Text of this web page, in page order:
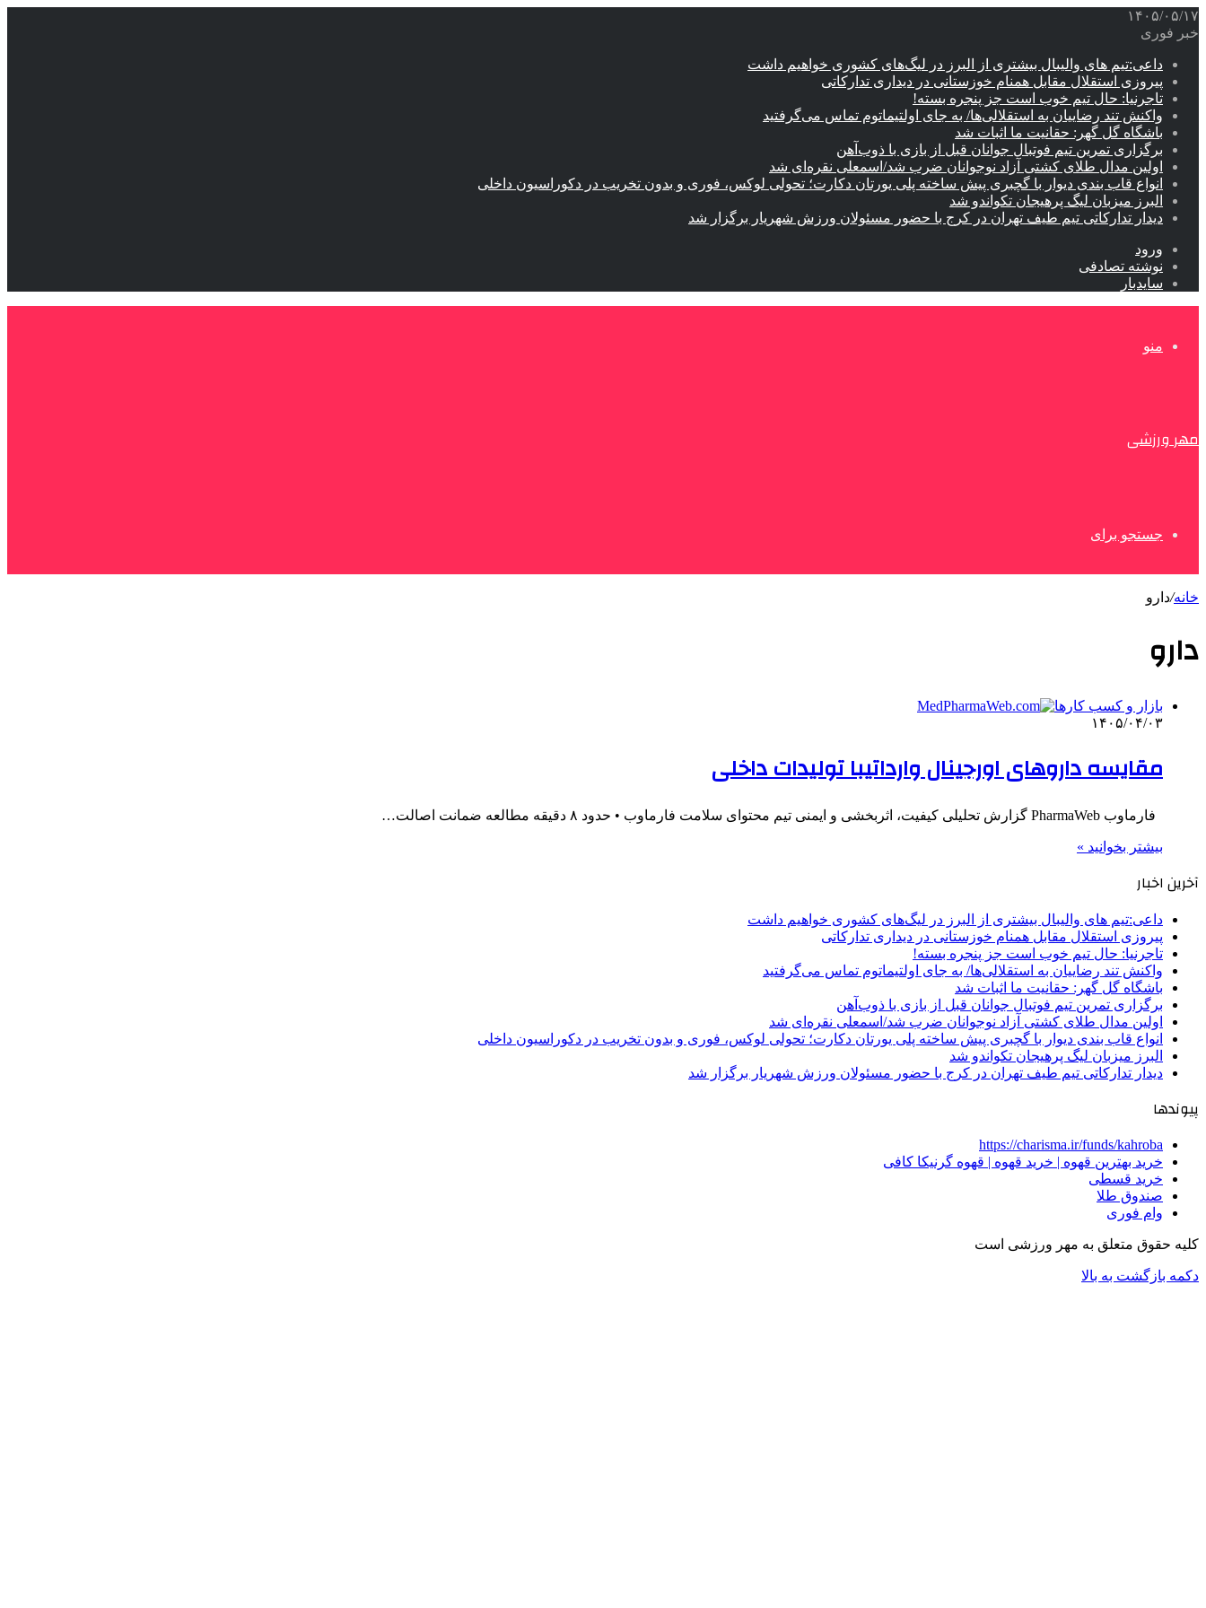
۱۴۰۵/۰۵/۱۷
خبر فوری
داعی:تیم های والیبال بیشتری از البرز در لیگ‌های کشوری خواهیم داشت
پیروزی استقلال مقابل همنام خوزستانی در دیداری تدارکاتی
تاجرنیا: حال تیم خوب است جز پنجره بسته!
واکنش تند رضاییان به استقلالی‌ها/ به جای اولتیماتوم تماس می‌گرفتید
باشگاه گل گهر: حقانیت ما اثبات شد
برگزاری تمرین تیم فوتبال جوانان قبل از بازی با ذوب‌آهن
اولین مدال طلای کشتی آزاد نوجوانان ضرب شد/اسمعلی نقره‌ای شد
انواع قاب بندی دیوار با گچبری پیش ساخته پلی یورتان دکارت؛ تحولی لوکس، فوری و بدون تخریب در دکوراسیون داخلی
البرز میزبان لیگ پرهیجان تکواندو شد
دیدار تدارکاتی تیم طیف تهران در کرج با حضور مسئولان ورزش شهریار برگزار شد
ورود
نوشته تصادفی
سایدبار
منو
مهر ورزشی
جستجو برای
خانه/دارو
دارو
بازار و کسب کارها
۱۴۰۵/۰۴/۰۳
مقایسه داروهای اورجینال وارداتیبا تولیدات داخلی
فارماوب PharmaWeb گزارش تحلیلی کیفیت، اثربخشی و ایمنی تیم محتوای سلامت فارماوب • حدود ۸ دقیقه مطالعه ضمانت اصالت…
بیشتر بخوانید »
آخرین اخبار
داعی:تیم های والیبال بیشتری از البرز در لیگ‌های کشوری خواهیم داشت
پیروزی استقلال مقابل همنام خوزستانی در دیداری تدارکاتی
تاجرنیا: حال تیم خوب است جز پنجره بسته!
واکنش تند رضاییان به استقلالی‌ها/ به جای اولتیماتوم تماس می‌گرفتید
باشگاه گل گهر: حقانیت ما اثبات شد
برگزاری تمرین تیم فوتبال جوانان قبل از بازی با ذوب‌آهن
اولین مدال طلای کشتی آزاد نوجوانان ضرب شد/اسمعلی نقره‌ای شد
انواع قاب بندی دیوار با گچبری پیش ساخته پلی یورتان دکارت؛ تحولی لوکس، فوری و بدون تخریب در دکوراسیون داخلی
البرز میزبان لیگ پرهیجان تکواندو شد
دیدار تدارکاتی تیم طیف تهران در کرج با حضور مسئولان ورزش شهریار برگزار شد
پیوندها
https://charisma.ir/funds/kahroba
خرید بهترین قهوه | خرید قهوه | قهوه گرنیکا کافی
خرید قسطی
صندوق طلا
وام فوری
کلیه حقوق متعلق به مهر ورزشی است
دکمه بازگشت به بالا